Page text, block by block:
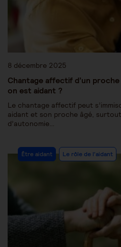
8 décembre 2025
Chantage affectif d’un
on est aidant ?
Le chantage affectif peut
aidant et son proche âgé,
d’autonomie…
Être aidant Le rôle de l'aidant